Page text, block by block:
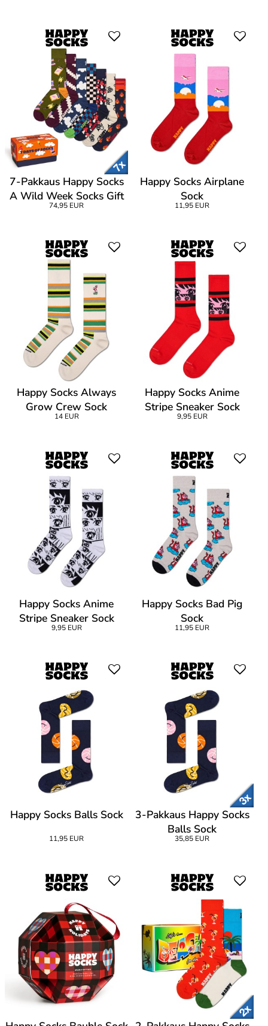
7-Pakkaus Happy Socks
A Wild Week Socks Gift
Set
74,95 EUR
Happy Socks Airplane
Sock
11,95 EUR
Happy Socks Always
Grow Crew Sock
14 EUR
Happy Socks Anime
Stripe Sneaker Sock
9,95 EUR
Happy Socks Anime
Stripe Sneaker Sock
9,95 EUR
Happy Socks Bad Pig
Sock
11,95 EUR
Happy Socks Balls Sock
11,95 EUR
3-Pakkaus Happy Socks
Balls Sock
35,85 EUR